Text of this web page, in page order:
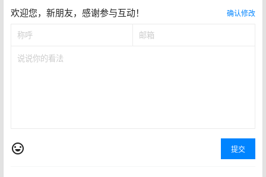
欢迎您，新朋友，感谢参与互动！ 确认修改
提交